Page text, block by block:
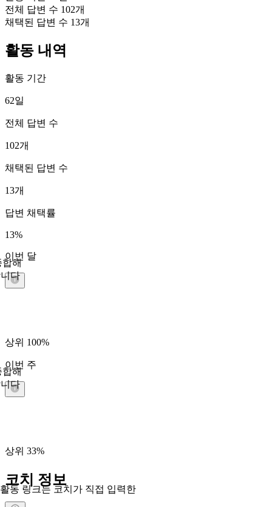
전체 답변 수 102개
채택된 답변 수 13개
활동 내역
활동 기간
62일
전체 답변 수
102개
채택된 답변 수
13개
답변 채택률
13%
이번 달
합해
다
상위 100%
이번 주
합해
다
상위 33%
코치 정보
동 링크는 코치가 직접 입력한